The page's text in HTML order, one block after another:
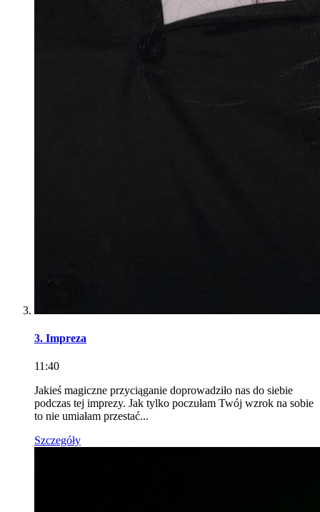
3. Impreza
11:40
Jakieś magiczne przyciąganie doprowadziło nas do siebie
podczas tej imprezy. Jak tylko poczułam Twój wzrok na sobie
to nie umiałam przestać...
Szczegóły